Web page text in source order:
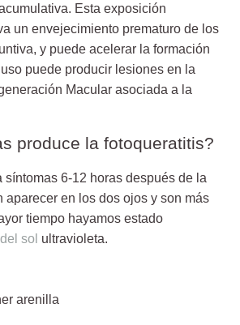
Esta exposición
un envejecimiento prematuro de los
y puede acelerar la formación
puede producir lesiones en la
Macular asociada a la
produce la fotoqueratitis?
síntomas 6-12 horas después de la
aparecer en los dos ojos y son más
tiempo hayamos estado
sol ultravioleta.
arenilla